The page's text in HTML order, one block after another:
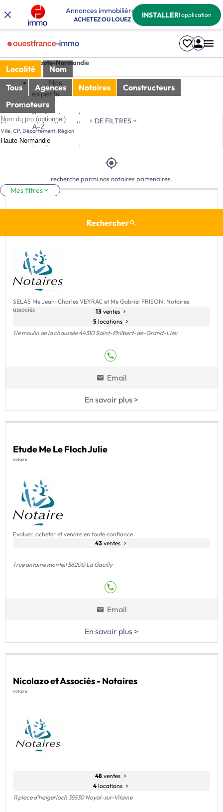
Annonces immobilières
ACHETEZ OU LOUEZ INSTALLERl'application
Notaires en Haute-Normandie
Tri
Nos
experts
Professionnel
A-Z
Professionnel
+ DE FILTRES
Localité
Nom
Tous
Agences Notaires
Constructeurs
Promoteurs
Nom du pro (optionnel)
Ville, CP, Département, Région
Mes filtres
Rechercher
Aucun résultat à proximité. Nous vous invitons à continuer votre
recherche parmi nos notaires partenaires.
SELAS Me Jean-Charles VEYRAC et Me Gabriel FRISON, Notaires
associés
13 ventes
5 locations
1 le moulin de la chaussée 44310 Saint-Philbert-de-Grand-Lieu
Email
En savoir plus >
Etude Me Le Floch Julie
notaire
Evaluer, acheter et vendre en toute confiance
43 ventes
1 rue antoine monteil 56200 La Gacilly
Email
En savoir plus >
Nicolazo et Associés - Notaires
notaire
48 ventes
4 locations
11 place d'haigerloch 35530 Noyal-sur-Vilaine